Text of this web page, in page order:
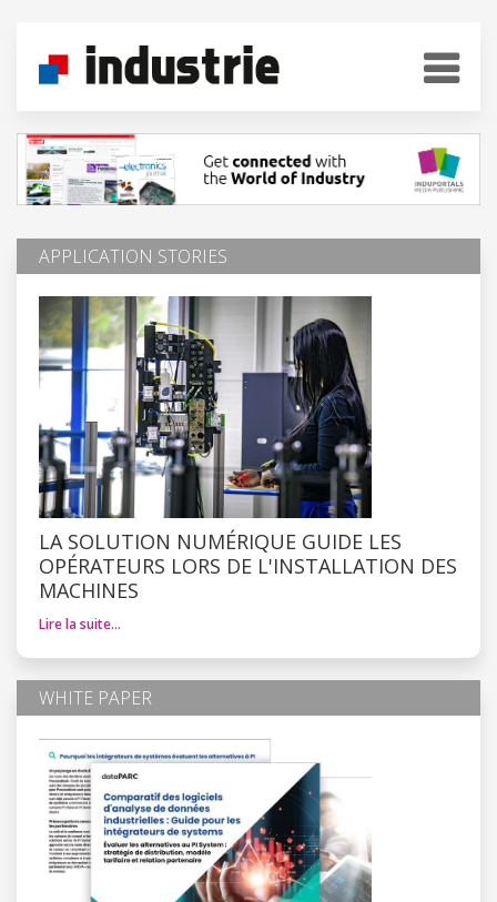
APPLICATION STORIES
LA SOLUTION NUMÉRIQUE GUIDE LES
OPÉRATEURS LORS DE L'INSTALLATION DES
MACHINES
Lire la suite…
WHITE PAPER